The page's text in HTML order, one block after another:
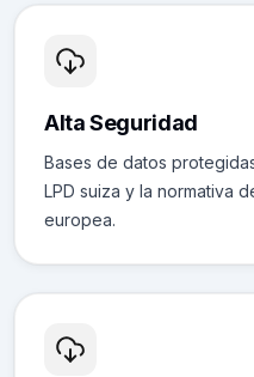
Alta Seguridad
Bases de datos
LPD suiza y la normativa
europea.